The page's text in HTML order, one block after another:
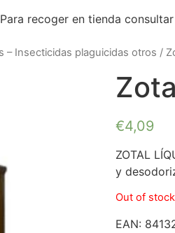
Para recoger en tienda
– Insecticidas plaguicidas otros /
€4,09
ZOTAL
y
Out of stock
EAN: